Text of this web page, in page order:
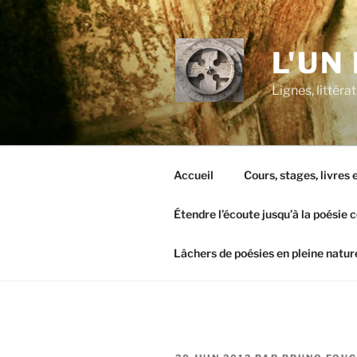
Aller
L'UN
Lignes,
Accueil Cours, stages, livres
Étendre l’écoute jusqu’à la poésie
Lâchers de poésies en pleine